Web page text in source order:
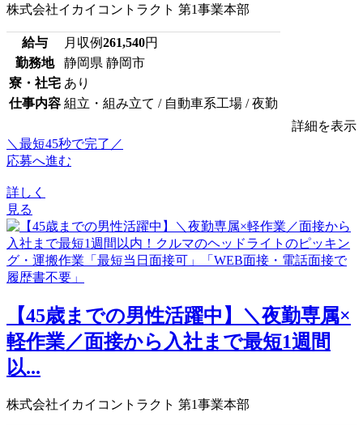
株式会社イカイコントラクト 第1事業本部
給与 月収例261,540円
勤務地
静岡県 静岡市
寮・社宅 あり
仕事内容 組立・組み立て / 自動車系工場 / 夜勤
詳細を表示
＼最短45秒で完了／
応募へ進む
詳しく
見る
【45歳までの男性活躍中】＼夜勤専属×
軽作業／面接から入社まで最短1週間
以...
株式会社イカイコントラクト 第1事業本部